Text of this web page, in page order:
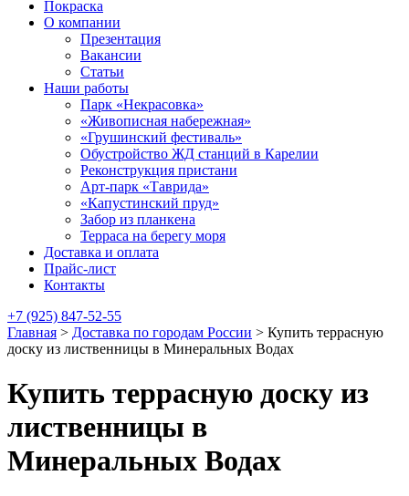
Покраска
О компании
Презентация
Вакансии
Статьи
Наши работы
Парк «Некрасовка»
«Живописная набережная»
«Грушинский фестиваль»
Обустройство ЖД станций в Карелии
Реконструкция пристани
Арт-парк «Таврида»
«Капустинский пруд»
Забор из планкена
Терраса на берегу моря
Доставка и оплата
Прайс-лист
Контакты
+7 (925) 847-52-55
Главная > Доставка по городам России > Купить террасную
доску из лиственницы в Минеральных Водах
Купить террасную доску из
лиственницы в
Минеральных Водах